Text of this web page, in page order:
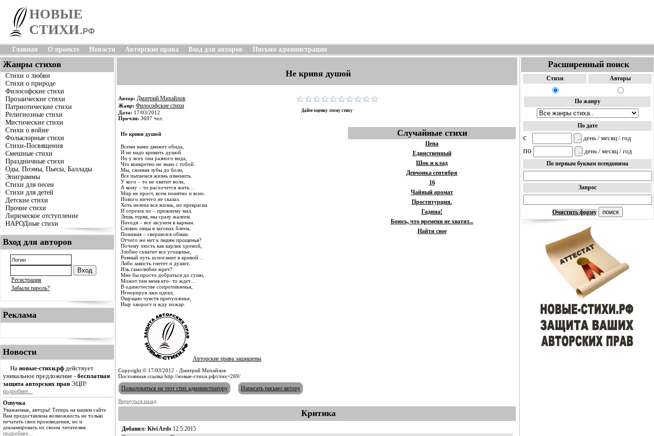
НОВЫЕ
СТИХИ. РФ
Главная О проекте Новости Авторские права Вход для авторов Письмо администрации
Жанры стихов
Стихи о любви
Стихи о природе
Философские стихи
Прозаические стихи
Патриотические стихи
Религиозные стихи
Мистические стихи
Стихи о войне
Фольклорные стихи
Стихи-Посвящения
Смешные стихи
Праздничные стихи
Оды, Поэмы, Пьесы, Баллады
Эпиграммы
Стихи для песен
Стихи для детей
Детские стихи
Прочие стихи
Лирическое отступление
НАРОДные стихи
Вход для авторов
Регистрация
Забыли пароль?
Реклама
Новости
На новые-стихи.рф действует
уникальное предложение - бесплатная
защита авторских прав ЭЦП!
подробнее...
Озвучка
Уважаемые, авторы! Теперь на нашем сайте
Вам предоставлена возможность не только
печатать свои произведения, но и
декламировать их своим читателям.
подробнее...
Не кривя душой
Автор: Дмитрий Михайлов
Жанр: Философские стихи
Дата: 17/03/2012
Прочли: 3697 чел.
Дайте оценку этому стиху
Не кривя душой
Всеми нами движет обида,
И не надо кривить душой.
Но у всех она разного вида,
Что конкретно не знаю с тобой.
Мы, сжимая зубы до боли,
Все пытаемся жизнь изменить.
У кого – то не хватит воли,
А кому – то расхочется жить…
Мир не прост, всем понятно и ясно.
Нового ничего не сказал.
Хоть нелепа вся жизнь, но прекрасна
И отрезок по – прежнему мал.
Лишь теряя, мы сразу жалеем.
Находя – все засунем в карман.
Словно овцы в загонах блеем,
Понимая – свершился обман.
Отчего же нет к людям прощенья?
Почему злость как карлик хромой,
Злобно схватит все угощенье,
Ровный путь испоганит в кривой…
Либо зависть гнетет и душит,
Иль самолюбие жрет?
Мне бы просто добраться до суши,
Может там меня кто- то ждет…
В одиночестве сопротивленья,
Игнорируя лжи идеал,
Ощущаю чувств притупленье,
Ищу хворост и жду пожар.
Авторские права защищены
Случайные стихи
Цена
Единственный
Шок и клад
Девчонка сентября
16
Чайный аромат
Проститурция.
Гадина!
Боюсь, что времени не хватит...
Найти свое
Copyright © 17/03/2012 - Дмитрий Михайлов
Постоянная ссылка http://новые-стихи.рф/стих=269/
Пожаловаться на этот стих администратору Написать письмо автору
Вернуться назад
Критика
Добавил: Kivi Ards 12:5:2015
Расширенный поиск
Стихи Авторы
По жанру
По дате
c день / месяц / год
по день / месяц / год
По первым буквам псевдонима
Запрос
Очистить форму